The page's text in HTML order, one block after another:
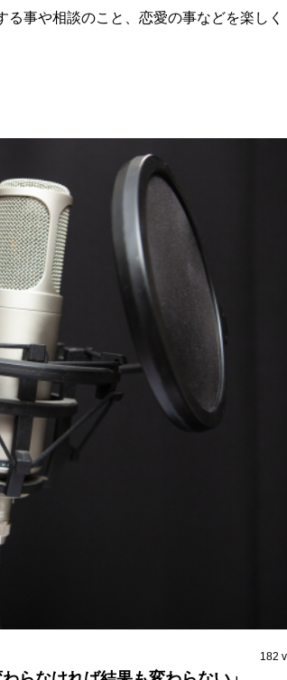
事や相談のこと、恋愛の事などを楽しく
182